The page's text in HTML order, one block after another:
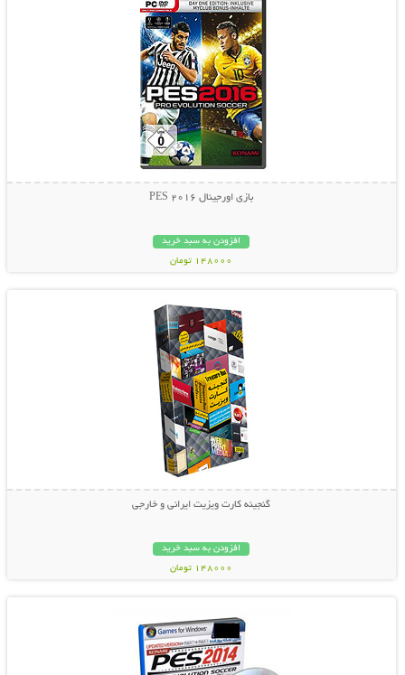
بازی اورجینال PES 2016
افزودن به سبد خرید
148000 تومان
نمایش توضیحات بیشتر
گنجینه کارت ویزیت ایرانی و خارجی
افزودن به سبد خرید
148000 تومان
نمایش توضیحات بیشتر